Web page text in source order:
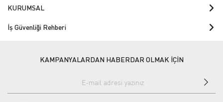
KURUMSAL
İş Güvenliği Rehberi
KAMPANYALARDAN HABERDAR OLMAK İÇİN